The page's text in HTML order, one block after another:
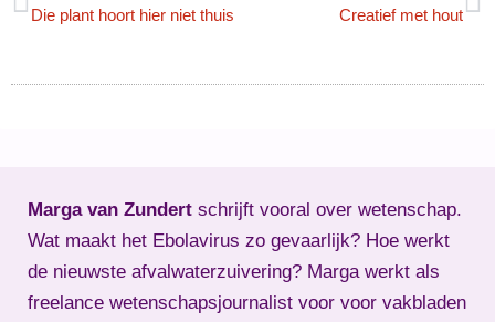
Die plant hoort hier niet thuis
Creatief met hout
Marga van Zundert schrijft vooral over wetenschap.
Wat maakt het Ebolavirus zo gevaarlijk? Hoe werkt
de nieuwste afvalwaterzuivering? Marga werkt als
freelance wetenschapsjournalist voor voor vakbladen